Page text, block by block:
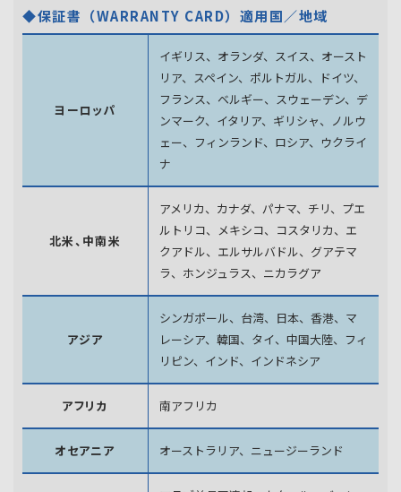
◆保証書（WARRANTY CARD）適用国／地域
ヨーロッパ
イギリス、オランダ、スイス、オースト
リア、スペイン、 ポルトガル、ドイツ、
フランス、ベルギー、スウェーデン、 デ
ンマーク、イタリア、ギリシャ、ノルウ
ェー、フィンランド、 ロシア、ウクライ
ナ
北米、中南米
アメリカ、カナダ、パナマ、チリ、プエ
ルトリコ、メキシコ、 コスタリカ、エ
クアドル、エルサルバドル、グアテマ
ラ、 ホンジュラス、ニカラグア
アジア
シンガポール、台湾、日本、香港、マ
レーシア、韓国、 タイ、中国大陸、フィ
リピン、インド、インドネシア
アフリカ 南アフリカ
オセアニア オーストラリア、ニュージーランド